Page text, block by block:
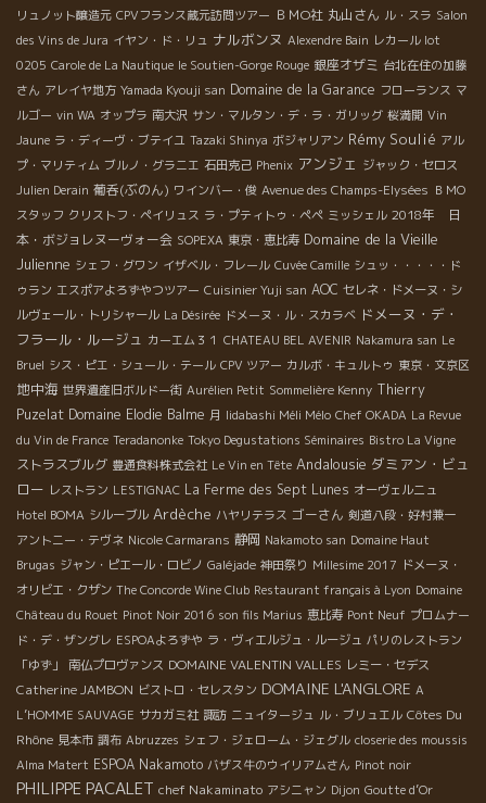
リュノット醸造元 CPVフランス蔵元訪問ツアー ＢＭО社 丸山さん ル・スラ Salon
des Vins de Jura イヤン・ド・リュ ナルボンヌ Alexendre Bain レカール lot
0205 Carole de La Nautique le Soutien-Gorge Rouge 銀座オザミ 台北在住の加藤
さん アレイヤ地方 Yamada Kyouji san Domaine de la Garance フローランス マ
ルゴー vin WA オップラ 南大沢 サン・マルタン・デ・ラ・ガリッグ 桜満開 Vin
Jaune ラ・ディーヴ・ブテイユ Tazaki Shinya ボジャリアン Rémy Soulié アル
プ・マリティム ブルノ・グラニエ 石田克己 Phenix アンジェ ジャック・セロス
Julien Derain 葡呑(ぶのん) ワインバー・俊 Avenue des Champs-Elysées ＢＭО
スタッフ クリストフ・ペイリュス ラ・プティトゥ・ペペ ミッシェル 2018年 日
本・ボジョレヌーヴォー会 SOPEXA 東京・恵比寿 Domaine de la Vieille
Julienne シェフ・グワン イザベル・フレール Cuvée Camille シュッ・・・・・ド
ゥラン エスポアよろずやつツアー Cuisinier Yuji san AOC セレネ・ドメーヌ・シ
ルヴェール・トリシャール La Désirée ドメーヌ・ル・スカラベ ドメーヌ・デ・
フラール・ルージュ カーエム３１ CHATEAU BEL AVENIR Nakamura san Le
Bruel シス・ピエ・シュール・テール CPV ツアー カルボ・キュルトゥ 東京・文京区
地中海 世界遺産旧ボルドー街 Aurélien Petit Sommelière Kenny Thierry
Puzelat Domaine Elodie Balme 月 Iidabashi Méli Mélo Chef OKADA La Revue
du Vin de France Teradanonke Tokyo Degustations Séminaires Bistro La Vigne
ストラスブルグ 豊通食料株式会社 Le Vin en Tête Andalousie ダミアン・ビュ
ロー レストラン LESTIGNAC La Ferme des Sept Lunes オーヴェルニュ
Hotel BOMA シルーブル Ardèche ハヤリテラス ゴーさん 剣道八段・好村兼一
アントニー・テヴネ Nicole Carmarans 静岡 Nakamoto san Domaine Haut
Brugas ジャン・ピエール・ロビノ Galéjade 神田祭り Millesime 2017 ドメーヌ・
オリビエ・クザン The Concorde Wine Club Restaurant français à Lyon Domaine
Château du Rouet Pinot Noir 2016 son fils Marius 恵比寿 Pont Neuf プロムナー
ド・デ・ザングレ ESPOAよろずや ラ・ヴィエルジュ・ルージュ パリのレストラン
「ゆず」
南仏プロヴァンス DOMAINE VALENTIN VALLES レミー・セデス
Catherine JAMBON ビストロ・セレスタン DOMAINE L'ANGLORE A
L’HOMME SAUVAGE サカガミ社 諏訪 ニュイタージュ ル・ブリュエル Côtes Du
Rhône 見本市 調布 Abruzzes シェフ・ジェローム・ジェグル closerie des moussis
Alma Matert ESPOA Nakamoto バザス牛のウイリアムさん Pinot noir
PHILIPPE PACALET chef Nakaminato アシニャン Dijon Goutte d’Or